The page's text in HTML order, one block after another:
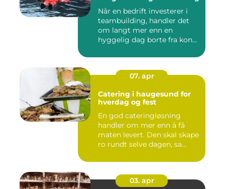
Når en bedrift investerer i
teambuilding, handler det
om langt mer enn en
hyggelig dag borte fra kon...
07. apr
Catering i haugesund for
hverdag og fest
En god cateringløsning
handler om mer enn å få
maten levert. Den skal skape
ro rundt selve dagen, sa...
03. apr